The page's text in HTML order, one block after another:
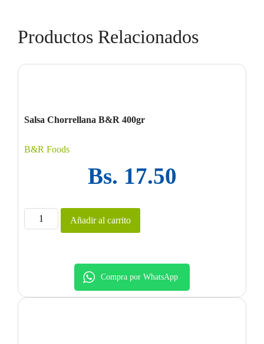
Productos Relacionados
Salsa Chorrellana B&R 400gr
B&R Foods
Bs. 17.50
Añadir al carrito
Compra por WhatsApp